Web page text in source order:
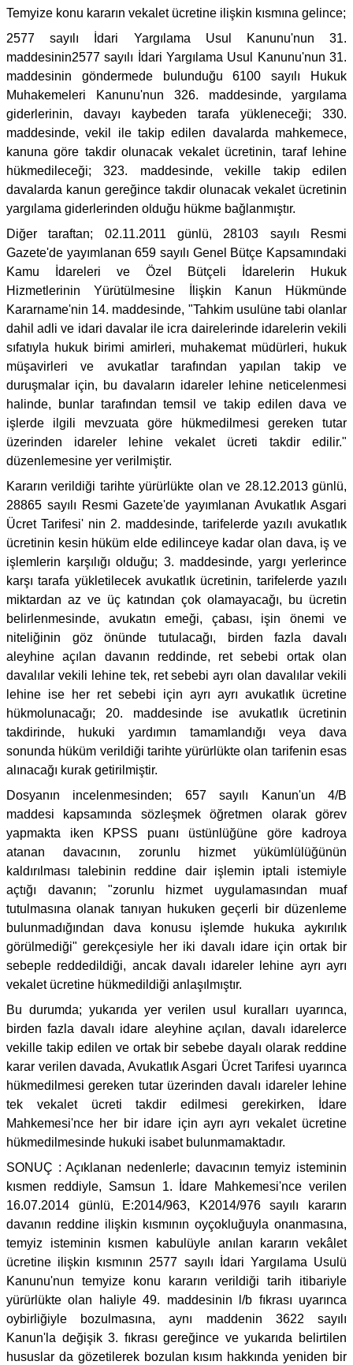
Temyize konu kararın vekalet ücretine ilişkin kısmına gelince;
2577 sayılı İdari Yargılama Usul Kanunu'nun 31.
maddesinin2577 sayılı İdari Yargılama Usul Kanunu'nun 31.
maddesinin göndermede bulunduğu 6100 sayılı Hukuk
Muhakemeleri Kanunu'nun 326. maddesinde, yargılama
giderlerinin, davayı kaybeden tarafa yükleneceği; 330.
maddesinde, vekil ile takip edilen davalarda mahkemece,
kanuna göre takdir olunacak vekalet ücretinin, taraf lehine
hükmedileceği; 323. maddesinde, vekille takip edilen
davalarda kanun gereğince takdir olunacak vekalet ücretinin
yargılama giderlerinden olduğu hükme bağlanmıştır.
Diğer taraftan; 02.11.2011 günlü, 28103 sayılı Resmi
Gazete'de yayımlanan 659 sayılı Genel Bütçe Kapsamındaki
Kamu İdareleri ve Özel Bütçeli İdarelerin Hukuk
Hizmetlerinin Yürütülmesine İlişkin Kanun Hükmünde
Kararname'nin 14. maddesinde, "Tahkim usulüne tabi olanlar
dahil adli ve idari davalar ile icra dairelerinde idarelerin vekili
sıfatıyla hukuk birimi amirleri, muhakemat müdürleri, hukuk
müşavirleri ve avukatlar tarafından yapılan takip ve
duruşmalar için, bu davaların idareler lehine neticelenmesi
halinde, bunlar tarafından temsil ve takip edilen dava ve
işlerde ilgili mevzuata göre hükmedilmesi gereken tutar
üzerinden idareler lehine vekalet ücreti takdir edilir."
düzenlemesine yer verilmiştir.
Kararın verildiği tarihte yürürlükte olan ve 28.12.2013 günlü,
28865 sayılı Resmi Gazete'de yayımlanan Avukatlık Asgari
Ücret Tarifesi' nin 2. maddesinde, tarifelerde yazılı avukatlık
ücretinin kesin hüküm elde edilinceye kadar olan dava, iş ve
işlemlerin karşılığı olduğu; 3. maddesinde, yargı yerlerince
karşı tarafa yükletilecek avukatlık ücretinin, tarifelerde yazılı
miktardan az ve üç katından çok olamayacağı, bu ücretin
belirlenmesinde, avukatın emeği, çabası, işin önemi ve
niteliğinin göz önünde tutulacağı, birden fazla davalı
aleyhine açılan davanın reddinde, ret sebebi ortak olan
davalılar vekili lehine tek, ret sebebi ayrı olan davalılar vekili
lehine ise her ret sebebi için ayrı ayrı avukatlık ücretine
hükmolunacağı; 20. maddesinde ise avukatlık ücretinin
takdirinde, hukuki yardımın tamamlandığı veya dava
sonunda hüküm verildiği tarihte yürürlükte olan tarifenin esas
alınacağı kurak getirilmiştir.
Dosyanın incelenmesinden; 657 sayılı Kanun'un 4/B
maddesi kapsamında sözleşmek öğretmen olarak görev
yapmakta iken KPSS puanı üstünlüğüne göre kadroya
atanan davacının, zorunlu hizmet yükümlülüğünün
kaldırılması talebinin reddine dair işlemin iptali istemiyle
açtığı davanın; "zorunlu hizmet uygulamasından muaf
tutulmasına olanak tanıyan hukuken geçerli bir düzenleme
bulunmadığından dava konusu işlemde hukuka aykırılık
görülmediği" gerekçesiyle her iki davalı idare için ortak bir
sebeple reddedildiği, ancak davalı idareler lehine ayrı ayrı
vekalet ücretine hükmedildiği anlaşılmıştır.
Bu durumda; yukarıda yer verilen usul kuralları uyarınca,
birden fazla davalı idare aleyhine açılan, davalı idarelerce
vekille takip edilen ve ortak bir sebebe dayalı olarak reddine
karar verilen davada, Avukatlık Asgari Ücret Tarifesi uyarınca
hükmedilmesi gereken tutar üzerinden davalı idareler lehine
tek vekalet ücreti takdir edilmesi gerekirken, İdare
Mahkemesi'nce her bir idare için ayrı ayrı vekalet ücretine
hükmedilmesinde hukuki isabet bulunmamaktadır.
SONUÇ : Açıklanan nedenlerle; davacının temyiz isteminin
kısmen reddiyle, Samsun 1. İdare Mahkemesi'nce verilen
16.07.2014 günlü, E:2014/963, K2014/976 sayılı kararın
davanın reddine ilişkin kısmının oyçokluğuyla onanmasına,
temyiz isteminin kısmen kabulüyle anılan kararın vekâlet
ücretine ilişkin kısmının 2577 sayılı İdari Yargılama Usulü
Kanunu'nun temyize konu kararın verildiği tarih itibariyle
yürürlükte olan haliyle 49. maddesinin l/b fıkrası uyarınca
oybirliğiyle bozulmasına, aynı maddenin 3622 sayılı
Kanun'la değişik 3. fıkrası gereğince ve yukarıda belirtilen
hususlar da gözetilerek bozulan kısım hakkında yeniden bir